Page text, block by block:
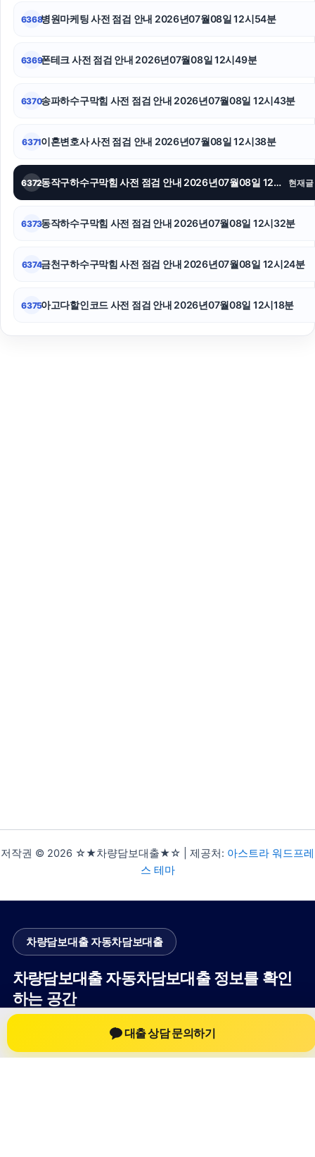
강아지파양
인스타그램 팔로워
6368병원마케팅 사전 점검 안내 2026년07월08일 12시54분
6369폰테크 사전 점검 안내 2026년07월08일 12시49분
6370송파하수구막힘 사전 점검 안내 2026년07월08일 12시43분
6371이혼변호사 사전 점검 안내 2026년07월08일 12시38분
6372 동작구하수구막힘 사전 점검 안내 2026년07월08일 12시34분 현재글
6373동작하수구막힘 사전 점검 안내 2026년07월08일 12시32분
6374금천구하수구막힘 사전 점검 안내 2026년07월08일 12시24분
6375아고다할인코드 사전 점검 안내 2026년07월08일 12시18분
저작권 © 2026 ☆★차량담보대출★☆ | 제공처: 아스트라 워드프레
스 테마
차량담보대출 자동차담보대출
차량담보대출 자동차담보대출 정보를 확인
하는 공간
차량담보대출 자동차담보대출 관련 상담 정보, 차량 시세와 한도
대출 상담 문의하기